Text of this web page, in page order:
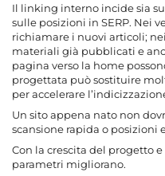
Il linking interno incide sia
sulle posizioni in SERP. Nei
richiamare i nuovi articoli;
materiali già pubblicati e
pagina verso la home
progettata può sostituire
per accelerare
Un sito appena nato non
scansione rapida o posizioni
Con la crescita del progetto
parametri migliorano.